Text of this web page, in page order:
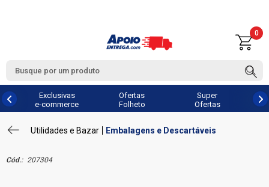
0
Exclusivas
e-commerce
Ofertas
Folheto
Super
Ofertas
Utilidades e Bazar Embalagens e Descartáveis
Cód.: 207304